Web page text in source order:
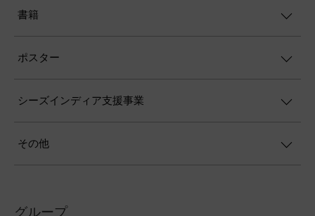
書籍
ポスター
シーズインディア支援事業
その他
グループ